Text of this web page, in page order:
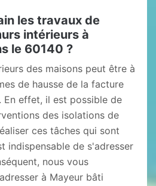
les travaux de
intérieurs à
le 60140 ?
des maisons peut être à
de hausse de la facture
En effet, il est possible de
des isolations de
ces tâches qui sont
indispensable de s'adresser
nous vous
à Mayeur bâti